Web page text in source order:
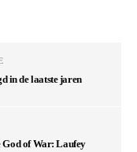
in de laatste jaren
God of War: Laufey